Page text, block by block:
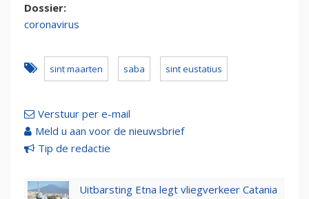
Dossier:
coronavirus
sint maarten saba sint eustatius
Verstuur per e-mail
Meld u aan voor de nieuwsbrief
Tip de redactie
Uitbarsting Etna legt vliegverkeer Catania